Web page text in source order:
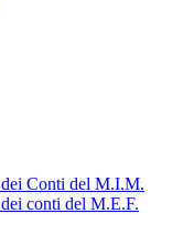
Conti del M.I.M.
conti del M.E.F.